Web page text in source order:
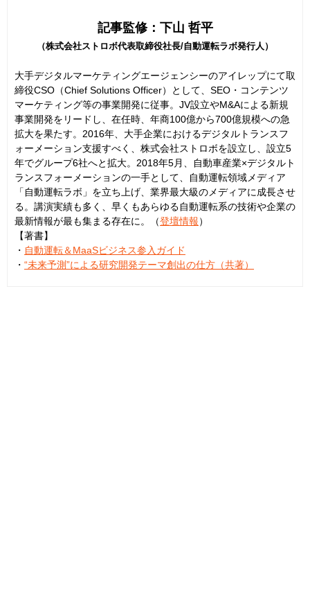
記事監修：下山 哲平
（株式会社ストロボ代表取締役社長/自動運転ラボ発行人）
大手デジタルマーケティングエージェンシーのアイレップにて取
締役CSO（Chief Solutions Officer）として、SEO・コンテンツ
マーケティング等の事業開発に従事。JV設立やM&Aによる新規
事業開発をリードし、在任時、年商100億から700億規模への急
拡大を果たす。2016年、大手企業におけるデジタルトランスフ
ォーメーション支援すべく、株式会社ストロボを設立し、設立5
年でグループ6社へと拡大。2018年5月、自動車産業×デジタルト
ランスフォーメーションの一手として、自動運転領域メディア
「自動運転ラボ」を立ち上げ、業界最大級のメディアに成長させ
る。講演実績も多く、早くもあらゆる自動運転系の技術や企業の
最新情報が最も集まる存在に。（登壇情報）
【著書】
・ 自動運転＆MaaSビジネス参入ガイド
・ “未来予測”による研究開発テーマ創出の仕方（共著）